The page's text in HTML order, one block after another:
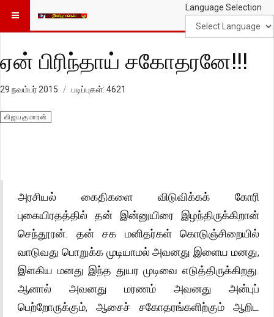
Language Selection
ஏன் பிரிந்தாய் சகோதரனே!!!
29 நவம்பர் 2015 படிப்புகள்: 4621
விஜயகுமாரன்
அரசியல் கைதிகளை விடுவிக்கக் கோரி
புகையிரதத்தில் தன் இன்னுயிரை இழந்திருக்கிறான்
செந்தூரன். தன் சக மனிதர்கள் கொடுஞ்சிறையில்
வாடுவது பொறுக்க முடியாமல் அவனது இளைய மனது,
இளகிய மனது இந்த துயர முடிவை எடுத்திருக்கிறது.
ஆனால் அவனது மரணம் அவனது அன்புப்
பெற்றோருக்கும், ஆசைச் சகோதரங்களிற்கும் ஆறிட